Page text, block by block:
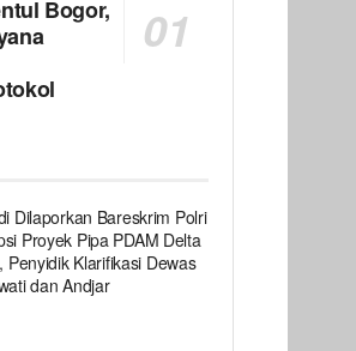
Bogor,
Dilaporkan Bareskrim Polri
Proyek Pipa PDAM Delta
Penyidik Klarifikasi Dewas
dan Andjar